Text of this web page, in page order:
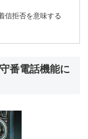
信拒否を意味する
番電話機能に